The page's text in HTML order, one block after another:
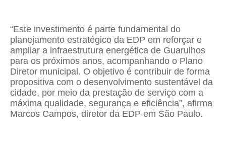
“Este investimento é parte fundamental do
planejamento estratégico da EDP em reforçar e
ampliar a infraestrutura energética de Guarulhos
para os próximos anos, acompanhando o Plano
Diretor municipal. O objetivo é contribuir de forma
propositiva com o desenvolvimento sustentável da
cidade, por meio da prestação de serviço com a
máxima qualidade, segurança e eficiência”, afirma
Marcos Campos, diretor da EDP em São Paulo.